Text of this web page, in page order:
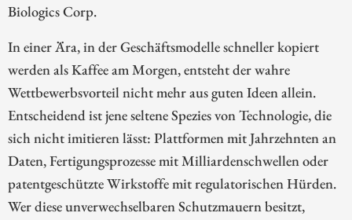
Biologics Corp.
In einer Ära, in der Geschäftsmodelle schneller kopiert
werden als Kaffee am Morgen, entsteht der wahre
Wettbewerbsvorteil nicht mehr aus guten Ideen allein.
Entscheidend ist jene seltene Spezies von Technologie, die
sich nicht imitieren lässt: Plattformen mit Jahrzehnten an
Daten, Fertigungsprozesse mit Milliardenschwellen oder
patentgeschützte Wirkstoffe mit regulatorischen Hürden.
Wer diese unverwechselbaren Schutzmauern besitzt,